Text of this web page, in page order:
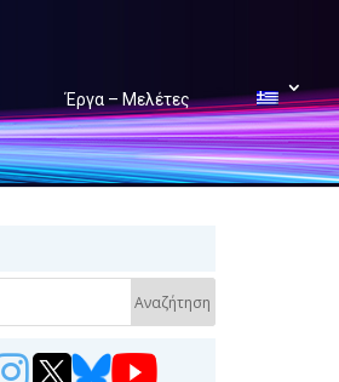
Έργα – Μελέτες